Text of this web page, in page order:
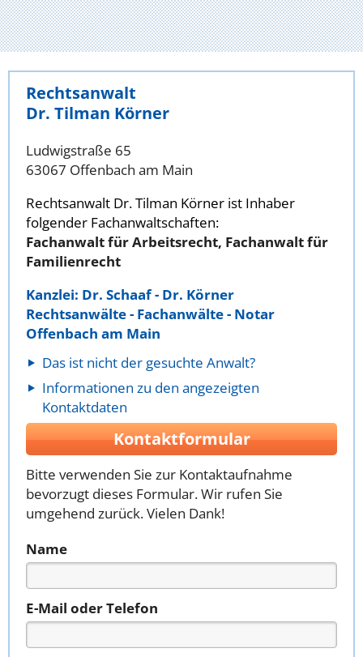
Rechtsanwalt
Dr. Tilman Körner
Ludwigstraße 65
63067 Offenbach am Main
Rechtsanwalt Dr. Tilman Körner ist Inhaber
folgender Fachanwaltschaften:
Fachanwalt für Arbeitsrecht, Fachanwalt für
Familienrecht
Kanzlei: Dr. Schaaf - Dr. Körner
Rechtsanwälte - Fachanwälte - Notar
Offenbach am Main
Das ist nicht der gesuchte Anwalt?
Informationen zu den angezeigten
Kontaktdaten
Kontaktformular
Bitte verwenden Sie zur Kontaktaufnahme
bevorzugt dieses Formular. Wir rufen Sie
umgehend zurück. Vielen Dank!
Name
E-Mail oder Telefon